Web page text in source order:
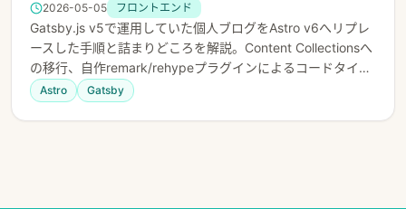
2026-05-05 フロントエンド
Gatsby.js v5で運用していた個人ブログをAstro v6へリプレ
ースした手順と詰まりどころを解説。Content Collectionsへ
の移行、自作remark/rehypeプラグインによるコードタイト
ルやカスタムタグ対応、画像最適化、Tailwind v4対応など、
移行時に直面した課題と解決策をまとめました。
Astro Gatsby